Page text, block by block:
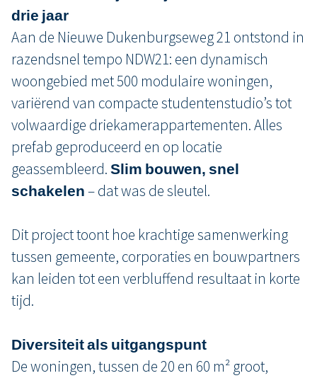
drie jaar
Aan de Nieuwe Dukenburgseweg 21 ontstond in
razendsnel tempo NDW21: een dynamisch
woongebied met 500 modulaire woningen,
variërend van compacte studentenstudio’s tot
volwaardige driekamerappartementen. Alles
prefab geproduceerd en op locatie
geassembleerd.Slim bouwen, snel
schakelen– dat was de sleutel.
Dit project toont hoe krachtige samenwerking
tussen gemeente, corporaties en bouwpartners
kan leiden tot een verbluffend resultaat in korte
tijd.
Diversiteit als uitgangspunt
De woningen, tussen de 20 en 60 m² groot,